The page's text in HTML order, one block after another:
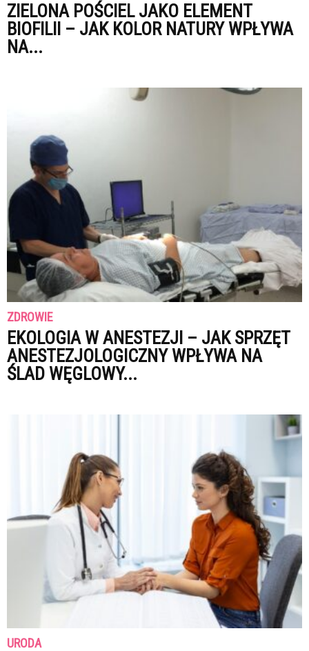
ZIELONA POŚCIEL JAKO ELEMENT
BIOFILII – JAK KOLOR NATURY WPŁYWA
NA...
ZDROWIE
EKOLOGIA W ANESTEZJI – JAK SPRZĘT
ANESTEZJOLOGICZNY WPŁYWA NA
ŚLAD WĘGLOWY...
URODA